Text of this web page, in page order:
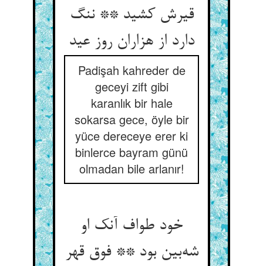
قیرش کشید ** ننگ
دارد از هزاران روز عید
Padişah kahreder de
geceyi zift gibi
karanlık bir hale
sokarsa gece, öyle bir
yüce dereceye erer ki
binlerce bayram günü
olmadan bile arlanır!
خود طواف آنک او
شه‌بین بود ** فوق قهر